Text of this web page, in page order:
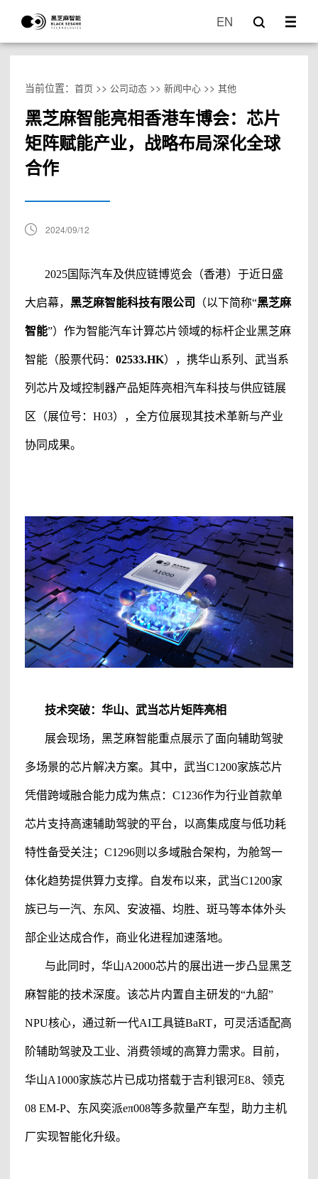
EN
当前位置： 首页 >> 公司动态>> 新闻中心>> 其他
黑芝麻智能亮相香港车博会：芯片
矩阵赋能产业，战略布局深化全球
合作
2024/09/12
2025国际汽车及供应链博览会（香港）于近日盛
大启幕， 黑芝麻智能科技有限公司 （以下简称“黑芝麻
智能”） 作为智能汽车计算芯片领域的标杆企业黑芝麻
智能（股票代码： 02533.HK） ，携华山系列、武当系
列芯片及域控制器产品矩阵亮相汽车科技与供应链展
区（展位号： H03），全方位展现其技术革新与产业
协同成果。
技术突破：华山、武当芯片矩阵亮相
展会现场， 黑芝麻智能重点展示了面向辅助驾驶
多场景的芯片解决方案。其中，武当C1200家族芯片
凭借跨域融合能力成为焦点：C1236作为行业首款单
芯片支持高速辅助驾驶的平台，以高集成度与低功耗
特性备受关注；C1296则以多域融合架构，为舱驾一
体化趋势提供算力支撑。自发布以来，武当C1200家
族已与一汽、东风、安波福、均胜、斑马等本体外头
部企业达成合作，商业化进程加速落地。
与此同时，华山A2000芯片的展出进一步凸显黑芝
麻智能的技术深度。该芯片内置自主研发的“九韶”
NPU核心，通过新一代AI工具链BaRT，可灵活适配高
阶辅助驾驶及工业、消费领域的高算力需求。目前，
华山A1000家族芯片已成功搭载于吉利银河E8、领克
08 EM-P、东风奕派eπ008等多款量产车型，助力主机
厂实现智能化升级。